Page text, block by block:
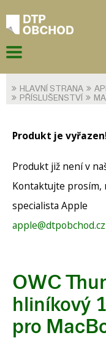
HLAVNÍ STRANA
PŘÍSLUŠENSTVÍ
Produkt je
Produkt již není v
Kontaktujte prosím,
specialista Apple
apple@dtpobchod.cz
OWC
hliníkový
pro